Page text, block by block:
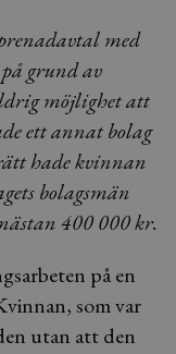
med
grund av
möjlighet att
ett annat bolag
hade kvinnan
bolagsmän
400 000 kr.
på en
som var
utan att den